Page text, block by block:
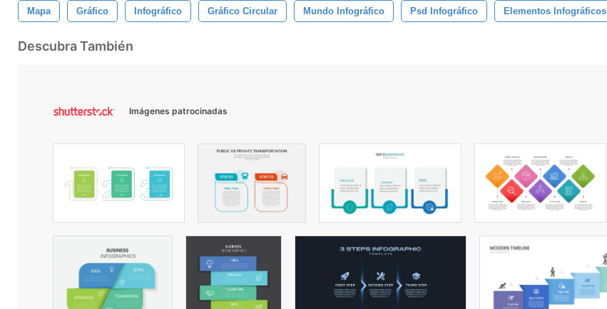
Mapa Gráfico Infográfico Gráfico Circular Mundo Infográfico Psd Infográfico Elementos Infográficos
Descubra También
Imágenes patrocinadas